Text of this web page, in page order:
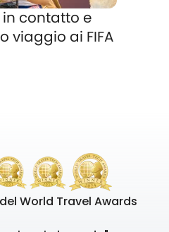
contatto e
viaggio ai FIFA
World Travel Awards